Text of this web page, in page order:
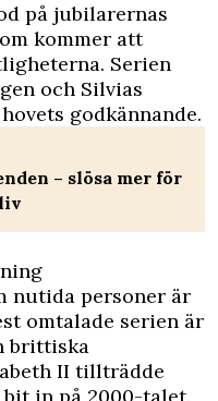
på jubilarernas
kommer att
Serien
och Silvias
godkännande.
– slösa mer för
nutida personer är
omtalade serien är
brittiska
II tillträdde